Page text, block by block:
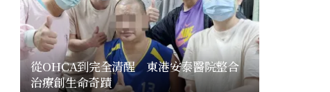
從OHCA到完全清醒 東港安泰醫院整合
治療創生命奇蹟